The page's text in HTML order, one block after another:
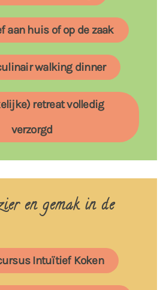
aan huis of op de zaak
walking dinner
retreat volledig
verzorgd
en gemak in de
Intuïtief Koken